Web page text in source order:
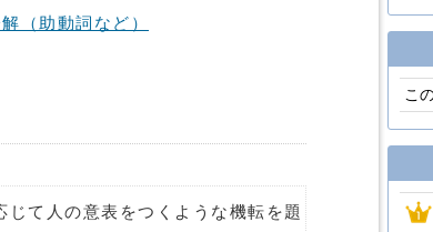
（助動詞など）
じて人の意表をつくような機転を題
こ